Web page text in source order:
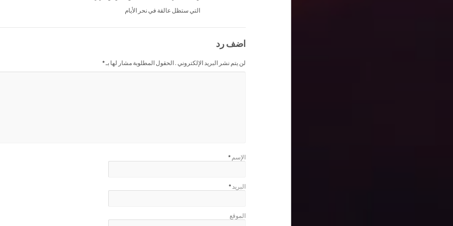
التي ستظل عالقة في نحر الأيام
اضف رد
لن يتم نشر البريد الإلكتروني . الحقول المطلوبة مشار لها بـ*
الإسم *
البريد*
الموقع